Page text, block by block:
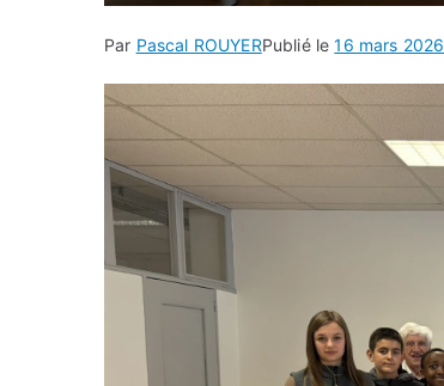
Par Pascal ROUYERPublié le16 mars 2026